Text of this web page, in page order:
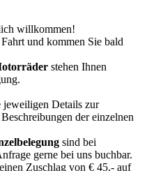
willkommen!
und kommen Sie bald
stehen Ihnen
jeweiligen Details zur
der einzelnen
sind bei
gerne bei uns buchbar.
Zuschlag von € 45,- auf